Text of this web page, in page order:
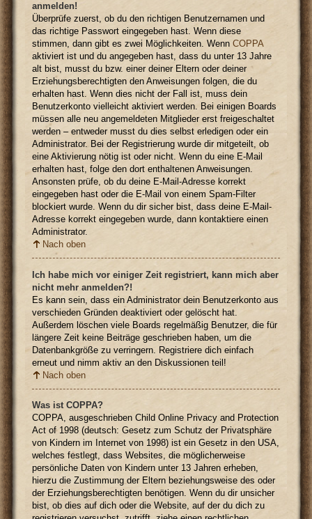
anmelden!
Überprüfe zuerst, ob du den richtigen Benutzernamen und
das richtige Passwort eingegeben hast. Wenn diese
stimmen, dann gibt es zwei Möglichkeiten. WennCOPPA
aktiviert ist und du angegeben hast, dass du unter 13 Jahre
alt bist, musst du bzw. einer deiner Eltern oder deiner
Erziehungsberechtigten den Anweisungen folgen, die du
erhalten hast. Wenn dies nicht der Fall ist, muss dein
Benutzerkonto vielleicht aktiviert werden. Bei einigen Boards
müssen alle neu angemeldeten Mitglieder erst freigeschaltet
werden – entweder musst du dies selbst erledigen oder ein
Administrator. Bei der Registrierung wurde dir mitgeteilt, ob
eine Aktivierung nötig ist oder nicht. Wenn du eine E-Mail
erhalten hast, folge den dort enthaltenen Anweisungen.
Ansonsten prüfe, ob du deine E-Mail-Adresse korrekt
eingegeben hast oder die E-Mail von einem Spam-Filter
blockiert wurde. Wenn du dir sicher bist, dass deine E-Mail-
Adresse korrekt eingegeben wurde, dann kontaktiere einen
Administrator.
Nach oben
Ich habe mich vor einiger Zeit registriert, kann mich aber
nicht mehr anmelden?!
Es kann sein, dass ein Administrator dein Benutzerkonto aus
verschieden Gründen deaktiviert oder gelöscht hat.
Außerdem löschen viele Boards regelmäßig Benutzer, die für
längere Zeit keine Beiträge geschrieben haben, um die
Datenbankgröße zu verringern. Registriere dich einfach
erneut und nimm aktiv an den Diskussionen teil!
Nach oben
Was ist COPPA?
COPPA, ausgeschrieben Child Online Privacy and Protection
Act of 1998 (deutsch: Gesetz zum Schutz der Privatsphäre
von Kindern im Internet von 1998) ist ein Gesetz in den USA,
welches festlegt, dass Websites, die möglicherweise
persönliche Daten von Kindern unter 13 Jahren erheben,
hierzu die Zustimmung der Eltern beziehungsweise des oder
der Erziehungsberechtigten benötigen. Wenn du dir unsicher
bist, ob dies auf dich oder die Website, auf der du dich zu